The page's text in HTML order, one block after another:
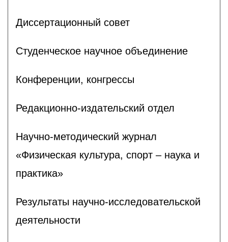
Диссертационный совет
Студенческое научное объединение
Конференции, конгрессы
Редакционно-издательский отдел
Научно-методический журнал
«Физическая культура, спорт – наука и
практика»
Результаты научно-исследовательской
деятельности